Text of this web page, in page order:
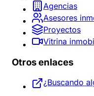
Agencias
Asesores
Proyectos
Vitrina
Otros enlaces
¿Buscando